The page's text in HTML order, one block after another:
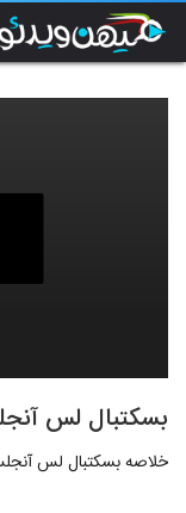
بسکتبال لس
خلاصه بسکتبال لس